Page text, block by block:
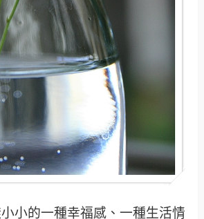
小的一種幸福感、一種生活情